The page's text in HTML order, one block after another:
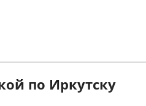
по Иркутску